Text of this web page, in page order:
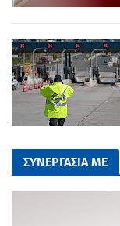
ΣΥΝΕΡΓΑΣΙΑ ΜΕ